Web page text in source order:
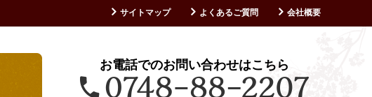
サイトマップ よくあるご質問 会社概要
お電話でのお問い合わせはこちら